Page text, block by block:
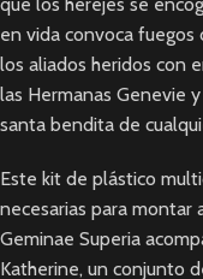
en vida convoca
los aliados heridos con
las Hermanas Genevie
santa bendita de
Este kit de plástico
necesarias para montar
Geminae Superia
Katherine, un conjunto